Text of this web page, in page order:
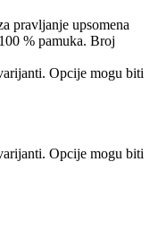
pravljanje upsomena
% pamuka. Broj
Opcije mogu biti
Opcije mogu biti